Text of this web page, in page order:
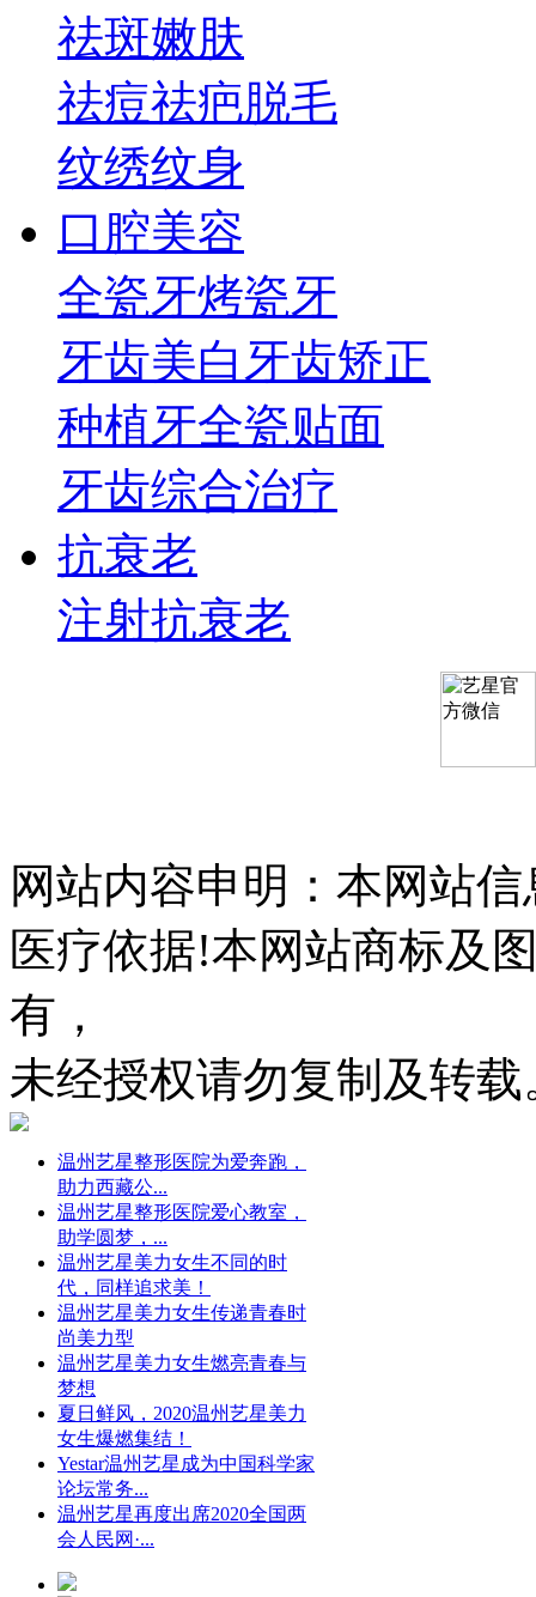
祛斑嫩肤
祛痘祛疤脱毛
纹绣纹身
口腔美容
全瓷牙烤瓷牙
牙齿美白 牙齿矫正
种植牙全瓷贴面
牙齿综合治疗
抗衰老
注射抗衰老
网站内容申明：本网站
医疗依据!本网站商标及
有，
未经授权请勿复制及转
温州艺星整形医院为爱奔跑，
助力西藏公...
温州艺星整形医院爱心教室，
助学圆梦，...
温州艺星美力女生不同的时
代，同样追求美！
温州艺星美力女生传递青春时
尚美力型
温州艺星美力女生燃亮青春与
梦想
夏日鲜风，2020温州艺星美力
女生爆燃集结！
Yestar温州艺星成为中国科学家
论坛常务...
温州艺星再度出席2020全国两
会人民网·...